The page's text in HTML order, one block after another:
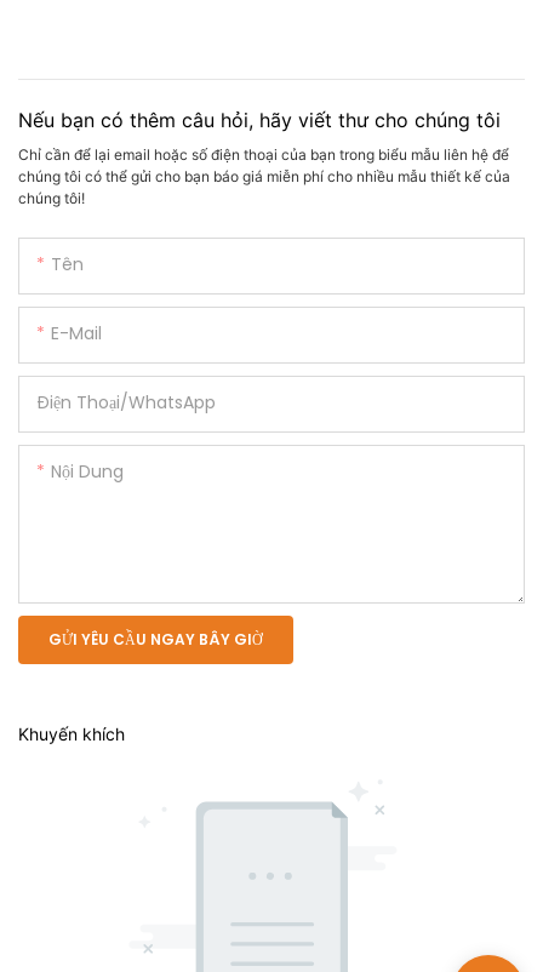
Nếu bạn có thêm câu hỏi, hãy viết thư cho chúng tôi
Chỉ cần để lại email hoặc số điện thoại của bạn trong biểu mẫu liên hệ để
chúng tôi có thể gửi cho bạn báo giá miễn phí cho nhiều mẫu thiết kế của
chúng tôi!
Tên
E-Mail
Điện Thoại/whatsApp
Nội Dung
GỬI YÊU CẦU NGAY BÂY GIỜ
Khuyến khích